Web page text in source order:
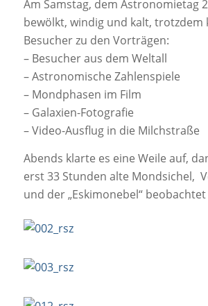
Am Samstag, dem Astronomietag
bewölkt, windig und kalt, trotzdem
Besucher zu den Vorträgen:
– Besucher aus dem Weltall
– Astronomische Zahlenspiele
– Mondphasen im Film
– Galaxien-Fotografie
– Video-Ausflug in die Milchstraße
Abends klarte es eine Weile auf,
erst 33 Stunden alte Mondsichel,
und der „Eskimonebel“